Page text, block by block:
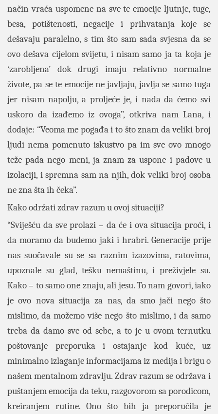
način vraća uspomene na sve te emocije ljutnje, tuge,
besa, potištenosti, negacije i prihvatanja koje se
dešavaju paralelno, s tim što sam sada svjesna da se
ovo dešava cijelom svijetu, i nisam samo ja ta koja je
‘zarobljena’ dok drugi imaju relativno normalne
živote, pa se te emocije ne javljaju, javlja se samo tuga
jer nisam napolju, a proljeće je, i nada da ćemo svi
uskoro da izađemo iz ovoga”, otkriva nam Lana, i
dodaje: “Veoma me pogađa i to što znam da veliki broj
ljudi nema pomenuto iskustvo pa im sve ovo mnogo
teže pada nego meni, ja znam za uspone i padove u
izolaciji, i spremna sam na njih, dok veliki broj osoba
ne zna šta ih čeka”.
Kako održati zdrav razum u ovoj situaciji?
“Sviješću da sve prolazi – da će i ova situacija proći, i
da moramo da budemo jaki i hrabri. Generacije prije
nas suočavale su se sa raznim izazovima, ratovima,
upoznale su glad, tešku nemaštinu, i preživjele su.
Kako – to samo one znaju, ali jesu. To nam govori, iako
je ovo nova situacija za nas, da smo jači nego što
mislimo, da možemo više nego što mislimo, i da samo
treba da damo sve od sebe, a to je u ovom ternutku
poštovanje preporuka i ostajanje kod kuće, uz
minimalno izlaganje informacijama iz medija i brigu o
našem mentalnom zdravlju. Zdrav razum se održava i
puštanjem emocija da teku, razgovorom sa porodicom,
kreiranjem rutine. Ono što bih ja preporučila je